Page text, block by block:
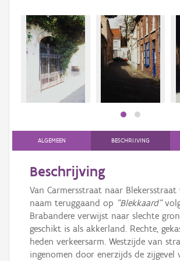
Thema
Gebeurtenis
Persoon of collectief
Downloads
AanmeldenALGEMEEN BESCHRIJVING
Beschrijving
Van Carmersstraat naar
naam teruggaand op "Blekkaard"
Brabandere verwijst naar slechte
geschikt is als akkerland. Rechte,
heden verkeersarm. Westzijde van
ingenomen door enerzijds de zijgevel